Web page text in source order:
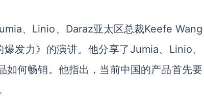
、Linio、Daraz亚太区总裁Keefe Wang
发力》的演讲。他分享了Jumia、Linio、
如何畅销。他指出，当前中国的产品首先要